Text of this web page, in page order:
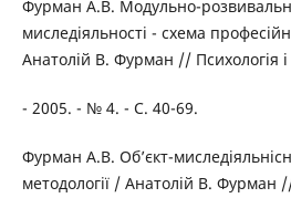
Фурман A.B. Модульно-
миследіяльності - схема
Анатолій В. Фурман // Психологія і
- 2005. - № 4. - C. 40-69.
Фурман A.B. Об’єкт-
методології / Анатолій В. Фурман